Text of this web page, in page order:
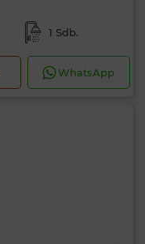
1 Sdb.
WhatsApp